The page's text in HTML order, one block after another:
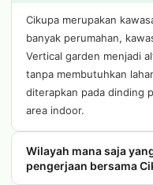
Cikupa merupakan
banyak perumahan,
Vertical garden menjadi
tanpa membutuhkan
diterapkan pada dinding
area indoor.
Wilayah mana saja
pengerjaan bersama